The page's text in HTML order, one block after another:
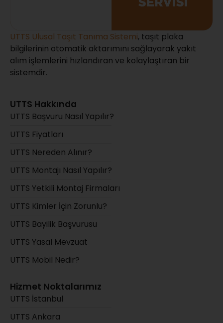
UTTS Ulusal Taşıt Tanıma Sistemi, taşıt plaka
bilgilerinin otomatik aktarımını sağlayarak yakıt
alım işlemlerini hızlandıran ve kolaylaştıran bir
sistemdir.
UTTS Hakkında
UTTS Başvuru Nasıl Yapılır?
UTTS Fiyatları
UTTS Nereden Alınır?
UTTS Montajı Nasıl Yapılır?
UTTS Yetkili Montaj Firmaları
UTTS Kimler İçin Zorunlu?
UTTS Bayilik Başvurusu
UTTS Yasal Mevzuat
UTTS Mobil Nedir?
Hizmet Noktalarımız
UTTS İstanbul
UTTS Ankara